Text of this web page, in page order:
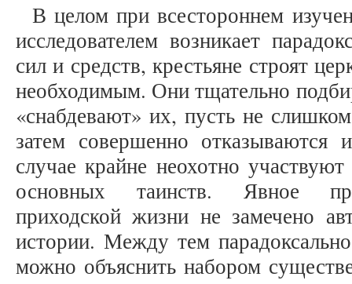
В целом при всестороннем
исследователем возникает
сил и средств, крестьяне строят
необходимым. Они тщательно
«снабдевают» их, пусть не
затем совершенно отказываются
случае крайне неохотно
основных таинств. Явное
приходской жизни не замечено
истории. Между тем
можно объяснить набором